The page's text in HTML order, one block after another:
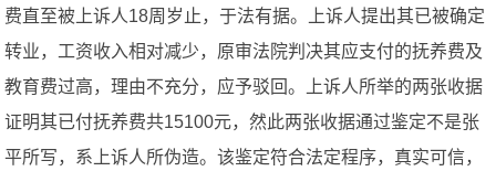
费直至被上诉人18周岁止，于法有据。上诉人提出其已被确定
转业，工资收入相对减少，原审法院判决其应支付的抚养费及
教育费过高，理由不充分，应予驳回。上诉人所举的两张收据
证明其已付抚养费共15100元，然此两张收据通过鉴定不是张
平所写，系上诉人所伪造。该鉴定符合法定程序，真实可信，